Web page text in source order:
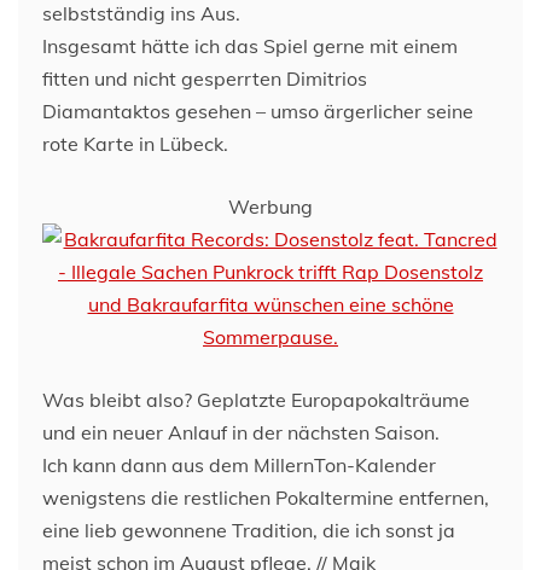
selbstständig ins Aus.
Insgesamt hätte ich das Spiel gerne mit einem
fitten und nicht gesperrten Dimitrios
Diamantaktos gesehen – umso ärgerlicher seine
rote Karte in Lübeck.
Werbung
Was bleibt also? Geplatzte Europapokalträume
und ein neuer Anlauf in der nächsten Saison.
Ich kann dann aus dem MillernTon-Kalender
wenigstens die restlichen Pokaltermine entfernen,
eine lieb gewonnene Tradition, die ich sonst ja
meist schon im August pflege. // Maik